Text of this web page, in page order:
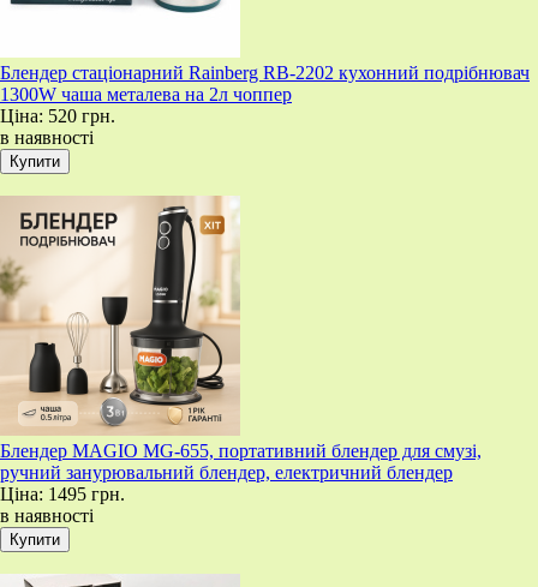
Блендер стаціонарний Rainberg RB-2202 кухонний подрібнювач
1300W чаша металева на 2л чоппер
Ціна: 520 грн.
в наявності
Блендер MAGIO MG-655, портативний блендер для смузі,
ручний занурювальний блендер, електричний блендер
Ціна: 1495 грн.
в наявності